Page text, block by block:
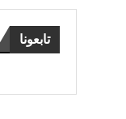
تابعونا